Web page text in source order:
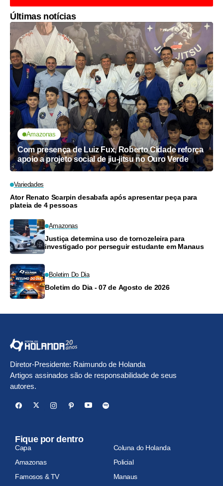
Últimas notícias
Amazonas
Com presença de Luiz Fux, Roberto Cidade reforça
apoio a projeto social de jiu-jitsu no Ouro Verde
Variedades
Ator Renato Scarpin desabafa após apresentar peça para
plateia de 4 pessoas
Amazonas
Justiça determina uso de tornozeleira para
investigado por perseguir estudante em Manaus
Boletim Do Dia
Boletim do Dia - 07 de Agosto de 2026
Diretor-Presidente: Raimundo de Holanda
Artigos assinados são de responsabilidade de seus
autores.
Fique por dentro
Capa
Coluna do Holanda
Amazonas
Policial
Famosos & TV
Manaus